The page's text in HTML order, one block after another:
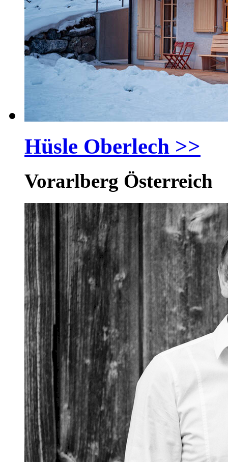
Hüsle Oberlech >>
Vorarlberg Österreich